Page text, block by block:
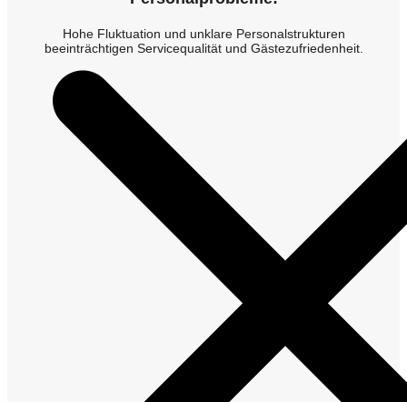
Hohe Fluktuation und unklare Personalstrukturen
beeinträchtigen Servicequalität und Gästezufriedenheit.